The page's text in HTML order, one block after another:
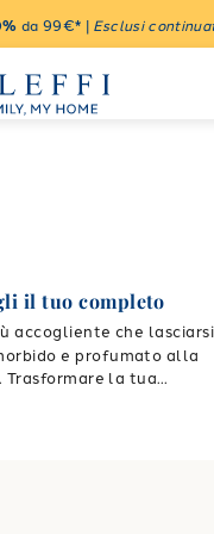
da 99€* | Esclusi
il tuo completo
accogliente che lasciarsi
e profumato alla
la tua
benessere è semplice
letto. Caleffi ti
tonalità calde e